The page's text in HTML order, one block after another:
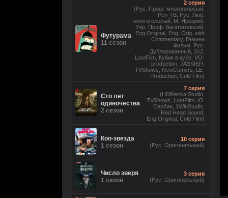
Футурама
11 сезон
2 серия
(Рус. Проф. многоголосый,
Рен-ТВ, Рус. Люб.
многоголосый, М. Яроцкий,
Укр. Проф. багатоголосий,
Eng.Original, Eng. Orig. with
Commentary, Гемини
Фильм, Рус.
Дублированный, 2x2,
LostFilm, Кубик в кубе, VO-
production, JASKIER,
TVShows, NewComers, LE-
Production, Cold Film)
Сто лет
одиночества
2 сезон
7 серия
(HDRezka Studio,
TVShows, LostFilm, Ю.
Сербин, 1WinStudio,
Red Head Sound,
Eng.Original, Cold Film)
Коп-звезда
1 сезон
10 серия
(Рус. Оригинальный)
Число зверя
1 сезон
3 серия
(Рус. Оригинальный)